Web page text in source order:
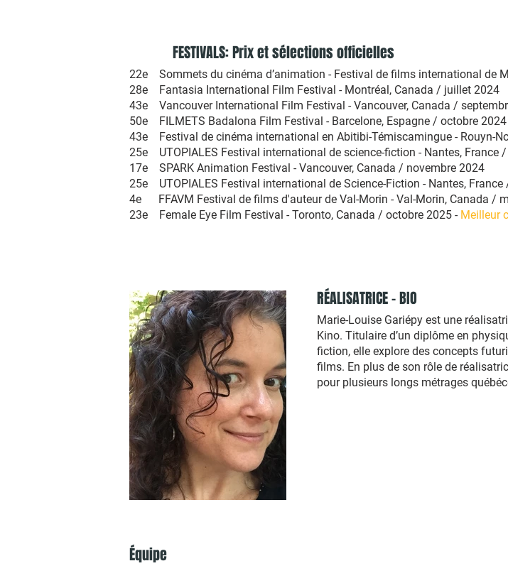
FESTIVALS: Prix et sélections officielles
22e Sommets du cinéma d’animation - Festival de films international de
28e Fantasia International Film Festival - Montréal, Canada / juillet 2024
43e Vancouver International Film Festival - Vancouver, Canada /
50e FILMETS Badalona Film Festival - Barcelone, Espagne / octobre 2024
43e Festival de cinéma international en Abitibi-Témiscamingue - Rouyn-
25e UTOPIALES Festival international de science-fiction - Nantes, France /
17e SPARK Animation Festival - Vancouver, Canada / novembre 2024
25e UTOPIALES Festival international de Science-Fiction - Nantes,
4e FFAVM Festival de films d'auteur de Val-Morin - Val-Morin, Canada /
​23e Female Eye Film Festival - Toronto, Canada / octobre 2025 - Meilleur
RÉALISATRICE - BIO
Marie-Louise Gariépy est une
Kino. Titulaire d’un diplôme en
fiction, elle explore des concepts
films. En plus de son rôle de
pour plusieurs longs métrages
Équipe